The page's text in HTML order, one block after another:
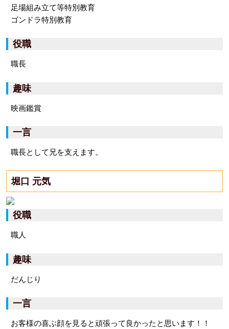
足場組み立て等特別教育
ゴンドラ特別教育
役職
職長
趣味
映画鑑賞
一言
職長として兄を支えます。
堀口 元気
役職
職人
趣味
だんじり
一言
お客様の喜ぶ顔を見ると頑張って良かったと思います！！